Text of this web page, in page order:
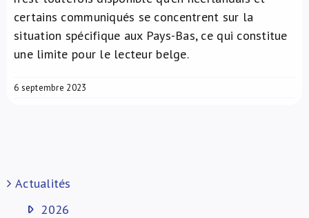
certains communiqués se concentrent sur la
situation spécifique aux Pays-Bas, ce qui constitue
une limite pour le lecteur belge.
6 septembre 2023
Actualités
2026